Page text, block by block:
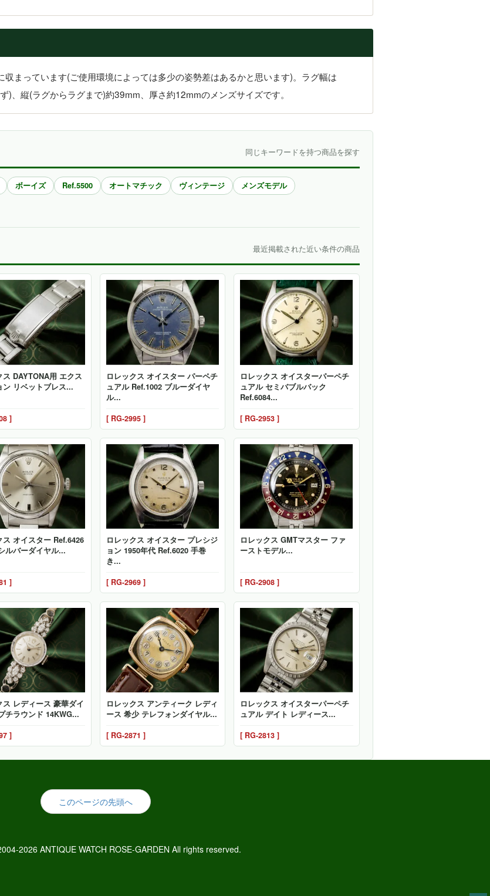
まっています(ご使用環境によっては多少の姿勢差はあるかと思います)。ラグ幅は
、縦(ラグからラグまで)約39mm、厚さ約12mmのメンズサイズです。
同じキーワードを持つ商品を探す
ボーイズ Ref.5500 オートマチック ヴィンテージ
メンズモデル
最近掲載された近い条件の商品
ス DAYTONA用 エクス
ン リベットブレス...
]
ロレックス オイスター パーペチ
ュアル Ref.1002 ブルーダイヤ
ル...
[ RG-2995 ]
ロレックス オイスターパーペチ
ュアル セミバブルバック
Ref.6084...
[ RG-2953 ]
ス オイスター Ref.6426
ルバーダイヤル...
]
ロレックス オイスター プレシジ
ョン 1950年代 Ref.6020 手巻
き...
[ RG-2969 ]
ロレックス GMTマスター ファ
ーストモデル...
[ RG-2908 ]
ス レディース 豪華ダイ
チラウンド 14KWG...
]
ロレックス アンティーク レディ
ース 希少 テレフォンダイヤル...
[ RG-2871 ]
ロレックス オイスターパーペチ
ュアル デイト レディース...
[ RG-2813 ]
このページの先頭へ
2026 ANTIQUE WATCH ROSE-GARDEN All rights reserved.